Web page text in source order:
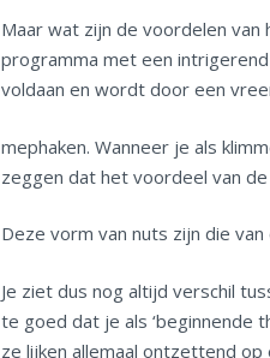
Maar wat zijn de voordelen van
programma met een
voldaan en wordt door een
mephaken. Wanneer je als
zeggen dat het voordeel van
Deze vorm van nuts zijn die
Je ziet dus nog altijd verschil
te goed dat je als ‘beginnende
ze lijken allemaal ontzettend